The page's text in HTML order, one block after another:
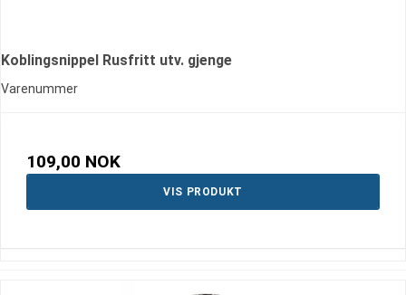
Koblingsnippel Rusfritt utv. gjenge
Varenummer
109,00 NOK
VIS PRODUKT